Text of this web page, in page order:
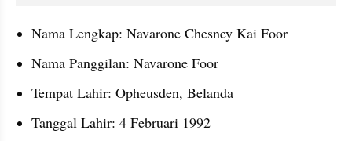
Nama Lengkap: Navarone Chesney Kai Foor
Nama Panggilan: Navarone Foor
Tempat Lahir: Opheusden, Belanda
Tanggal Lahir: 4 Februari 1992